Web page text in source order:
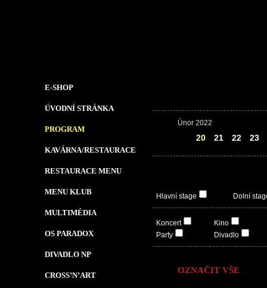
E-SHOP
ÚVODNÍ STRÁNKA
PROGRAM
KAVÁRNA/RESTAURACE
RESTAURACE MENU
MENU KLUB
MULTIMÉDIA
OS PARADOX
DIVADLO NP
CROSS’N’ART
Únor 2022
20 21 22 23
Hlavní stage Dolní
Koncert
Party
Kino
Divadlo
OZNAČIT VŠE